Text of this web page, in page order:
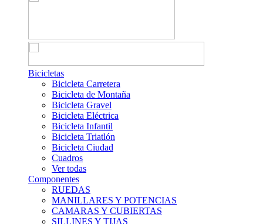
Bicicletas
Bicicleta Carretera
Bicicleta de Montaña
Bicicleta Gravel
Bicicleta Eléctrica
Bicicleta Infantil
Bicicleta Triatlón
Bicicleta Ciudad
Cuadros
Ver todas
Componentes
RUEDAS
MANILLARES Y POTENCIAS
CAMARAS Y CUBIERTAS
SILLINES Y TIJAS